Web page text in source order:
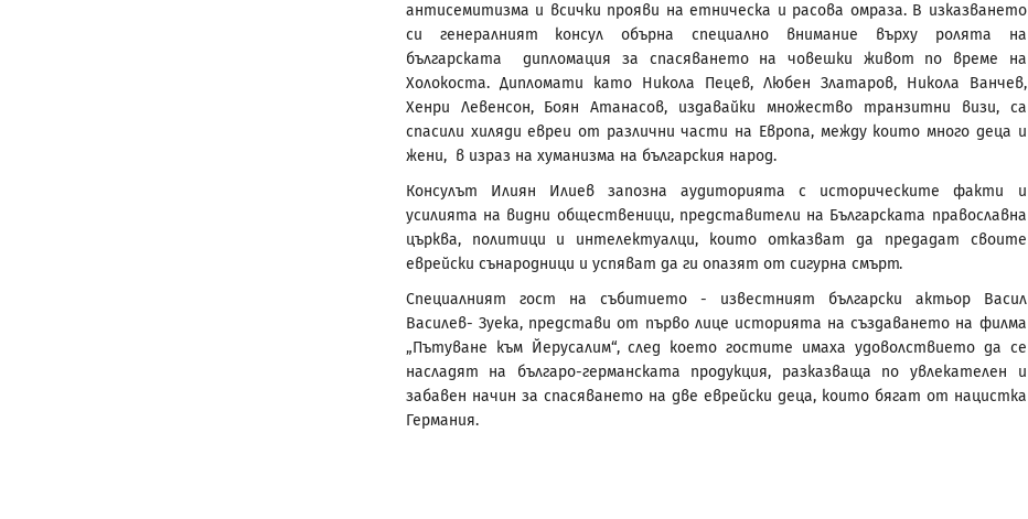
антисемитизма и всички прояви на етническа и расова омраза. В изказването
си генералният консул обърна специално внимание върху ролята на
българската дипломация за спасяването на човешки живот по време на
Холокоста. Дипломати като Никола Пецев, Любен Златаров, Никола Ванчев,
Хенри Левенсон, Боян Атанасов, издавайки множество транзитни визи, са
спасили хиляди евреи от различни части на Европа, между които много деца и
жени, в израз на хуманизма на българския народ.
Консулът Илиян Илиев запозна аудиторията с историческите факти и
усилията на видни общественици, представители на Българската православна
църква, политици и интелектуалци, които отказват да предадат своите
еврейски сънародници и успяват да ги опазят от сигурна смърт.
Специалният гост на събитието - известният български актьор Васил
Василев- Зуека, представи от първо лице историята на създаването на филма
„Пътуване към Йерусалим“, след което гостите имаха удоволствието да се
насладят на българо-германската продукция, разказваща по увлекателен и
забавен начин за спасяването на две еврейски деца, които бягат от нацистка
Германия.